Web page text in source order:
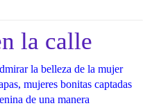
la calle
la belleza de la mujer
mujeres bonitas captadas
de una manera